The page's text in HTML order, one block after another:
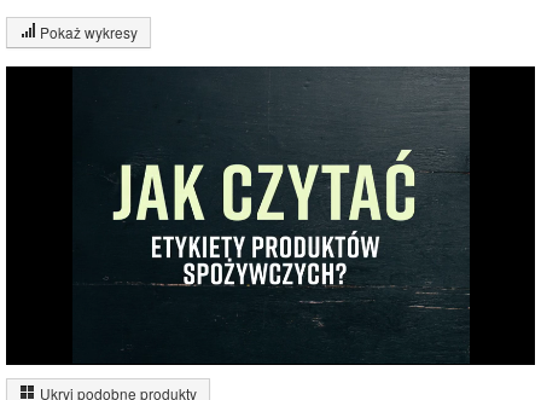
Pokaż wykresy
Wykres składu produktu
Pozostałe (17%)
Ukryj podobne produkty